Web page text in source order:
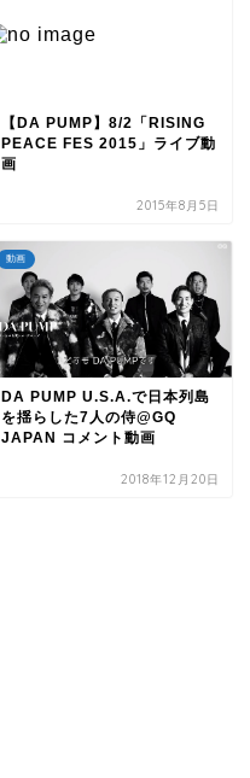
【DA PUMP】8/2「RISING
PEACE FES 2015」ライブ動
画
2015年8月5日
動画
DA PUMP U.S.A.で日本列島
を揺らした7人の侍@GQ
JAPAN コメント動画
2018年12月20日